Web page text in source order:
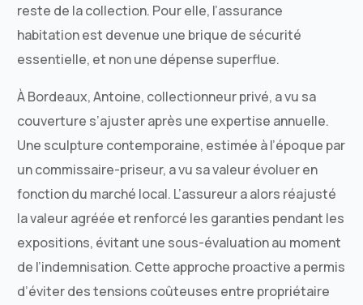
reste de la collection. Pour elle, l’assurance
habitation est devenue une brique de sécurité
essentielle, et non une dépense superflue.
À Bordeaux, Antoine, collectionneur privé, a vu sa
couverture s’ajuster après une expertise annuelle.
Une sculpture contemporaine, estimée à l’époque par
un commissaire-priseur, a vu sa valeur évoluer en
fonction du marché local. L’assureur a alors réajusté
la valeur agréée et renforcé les garanties pendant les
expositions, évitant une sous-évaluation au moment
de l’indemnisation. Cette approche proactive a permis
d’éviter des tensions coûteuses entre propriétaire